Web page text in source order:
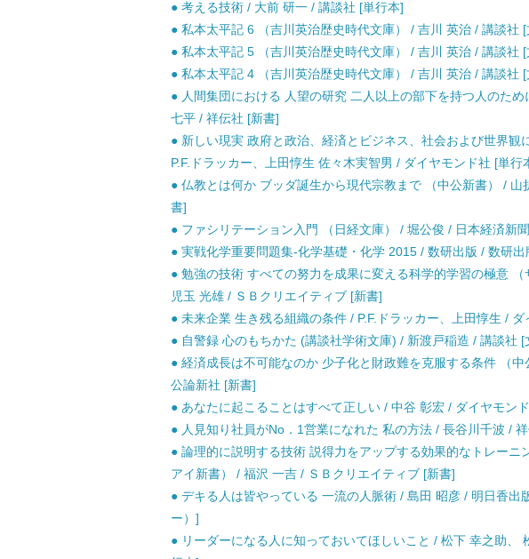
● 考える技術 / 大前 研一 / 講談社 [単行本]
● 私本太平記 6 （吉川英治歴史時代文庫） / 吉川 英治 / 講談社 [
● 私本太平記 5 （吉川英治歴史時代文庫） / 吉川 英治 / 講談社 [
● 私本太平記 4 （吉川英治歴史時代文庫） / 吉川 英治 / 講談社 [
● 人間集団における 人望の研究 二人以上の部下を持つ人のた
七平 / 祥伝社 [新書]
● 新しい現実 政府と政治、経済とビジネス、社会および世界観
P.F.ドラッカー、上田惇生 佐々木実智男 / ダイヤモンド社 [単行
● 仏教とは何か ブッダ誕生から現代宗教まで （中公新書） / 山
書]
● ファシリテーション入門 （日経文庫） / 堀公俊 / 日本経済新
● 実戦化学重要問題集-化学基礎・化学 2015 / 数研出版 / 数研出
● 勉強の技術 すべての努力を成果に変える科学的学習の極意
児玉 光雄 / ＳＢクリエイティブ [新書]
● 未来企業 生き残る組織の条件 / P.F.ドラッカー、上田惇生 /
● 自警録 心のもちかた (講談社学術文庫) / 新渡戸稲造 / 講談社 [
● 経済成長は不可能なのか 少子化と財政難を克服する条件 （
公論新社 [新書]
● あなたに起こることはすべて正しい / 中谷 彰宏 / ダイヤモン
● 人見知り社員がNo．1営業になれた 私の方法 / 長谷川千波 /
● 論理的に説明する技術 説得力をアップする効果的なトレーニ
アイ新書） / 福沢 一吉 / ＳＢクリエイティブ [新書]
● デキる人は皆やっている 一流の人脈術 / 島田 昭彦 / 明日香出
ー）]
● リーダーになる人に知っておいてほしいこと / 松下 幸之助、